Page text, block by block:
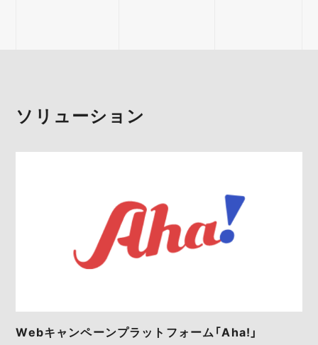
ソリューション
Webキャンペーンプラットフォーム「Aha!」